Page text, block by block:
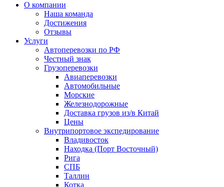
О компании
Наша команда
Достижения
Отзывы
Услуги
Автоперевозки по РФ
Честный знак
Грузоперевозки
Авиаперевозки
Автомобильные
Морские
Железнодорожные
Доставка грузов из/в Китай
Цены
Внутрипортовое экспедирование
Владивосток
Находка (Порт Восточный)
Рига
СПБ
Таллин
Котка